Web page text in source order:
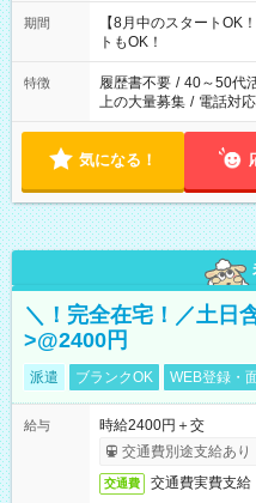
「できれば残業はした
ね。 ※Wワーク希望の方へ 今ご覧のお仕事で希望する勤務時間
と、もう1つのお仕事
合は応募できません。
期間
【8月中のスタート
トもOK！
特徴 履歴書不要 / 40～50代
上の大量募集 / 電話対
気になる！
＼！完全在宅！／土日
>@2400円
派遣 ブランクOK WEB登録・
給与
時給2400円＋交
交通費別途支給あり
交通費 交通費実費支給